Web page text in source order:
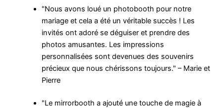
"Nous avons loué un photobooth pour notre
mariage et cela a été un véritable succès ! Les
invités ont adoré se déguiser et prendre des
photos amusantes. Les impressions
personnalisées sont devenues des souvenirs
précieux que nous chérissons toujours." – Marie et
Pierre
"Le mirrorbooth a ajouté une touche de magie à